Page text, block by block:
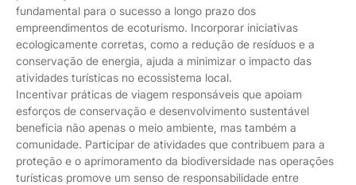
fundamental para o sucesso a longo prazo dos
empreendimentos de ecoturismo. Incorporar iniciativas
ecologicamente corretas, como a redução de resíduos e a
conservação de energia, ajuda a minimizar o impacto das
atividades turísticas no ecossistema local.
Incentivar práticas de viagem responsáveis que apoiam
esforços de conservação e desenvolvimento sustentável
beneficia não apenas o meio ambiente, mas também a
comunidade. Participar de atividades que contribuem para a
proteção e o aprimoramento da biodiversidade nas operações
turísticas promove um senso de responsabilidade entre